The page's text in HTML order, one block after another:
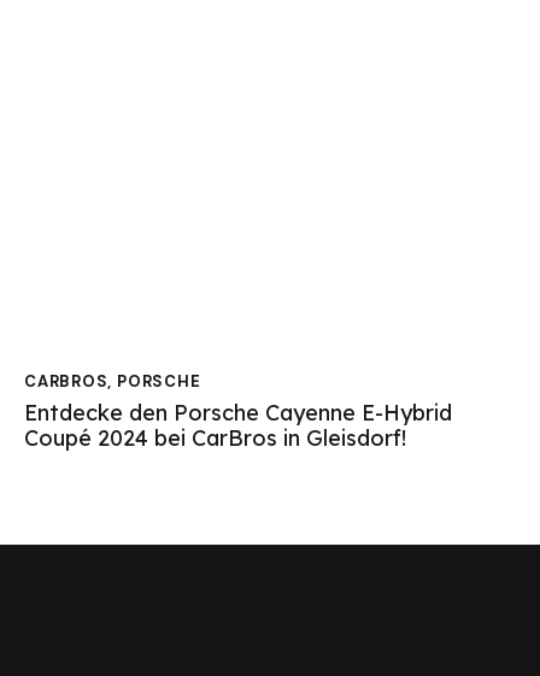
CARBROS, PORSCHE
Entdecke den Porsche Cayenne E-Hybrid
Coupé 2024 bei CarBros in Gleisdorf!